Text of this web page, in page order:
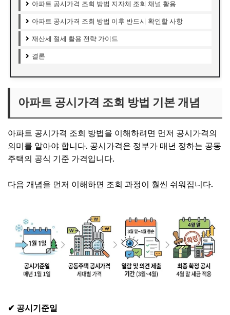
아파트 공시가격 조회 방법 지자체 조회 채널 활용
아파트 공시가격 조회 방법 이후 반드시 확인할 사항
재산세 절세 활용 전략 가이드
결론
아파트 공시가격 조회 방법 기본 개념
아파트 공시가격 조회 방법을 이해하려면 먼저 공시가격의
의미를 알아야 합니다. 공시가격은 정부가 매년 정하는 공동
주택의 공식 기준 가격입니다.
다음 개념을 먼저 이해하면 조회 과정이 훨씬 쉬워집니다.
✔ 공시기준일